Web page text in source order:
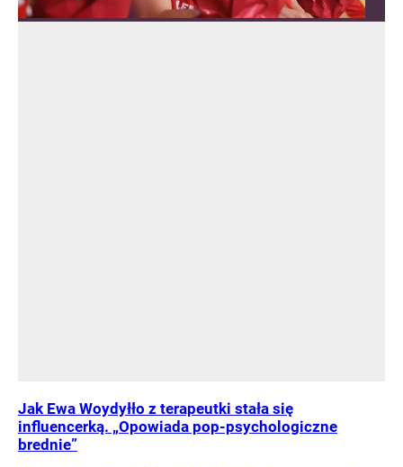
Jak Ewa Woydyłło z terapeutki stała się
influencerką. „Opowiada pop-psychologiczne
brednie”